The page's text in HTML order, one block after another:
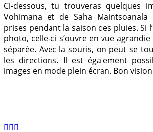
Ci-dessous, tu trouveras quelques
Vohimana et de Saha
prises pendant la saison des pluies. Si
photo, celle-ci s’ouvre en vue
séparée. Avec la souris, on peut se
les directions. Il est également
images en mode plein écran. Bon